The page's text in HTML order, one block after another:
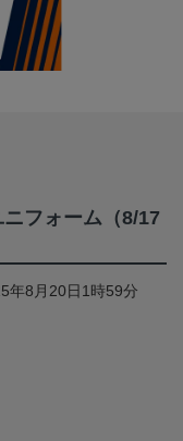
ニフォーム（8/17
年8月20日1時59分